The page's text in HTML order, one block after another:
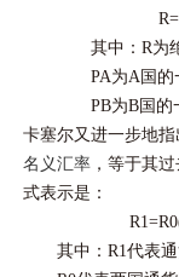
R=PA/
其中：R为绝对
PA为A国的一
PB为B国的一
卡塞尔又进一步地
名义汇率 ，等于其
式表示是：
其中：R1代表通